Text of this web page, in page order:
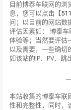
目前博泰车联网的浏
息，您可以点击【
问；以目前的网站数
评估因素如： 博泰
体验等；当然要评估
以及需要，一些确切
如该站的IP、PV、跳
本站收集的博泰车联
性和完整性，同时，